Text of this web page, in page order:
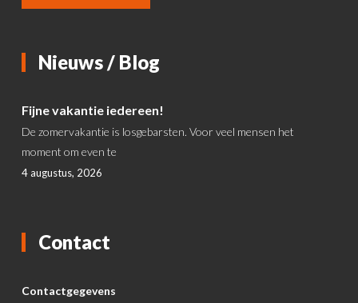
Nieuws / Blog
Fijne vakantie iedereen!
De zomervakantie is losgebarsten. Voor veel mensen het
moment om even te
4 augustus, 2026
Contact
Contactgegevens